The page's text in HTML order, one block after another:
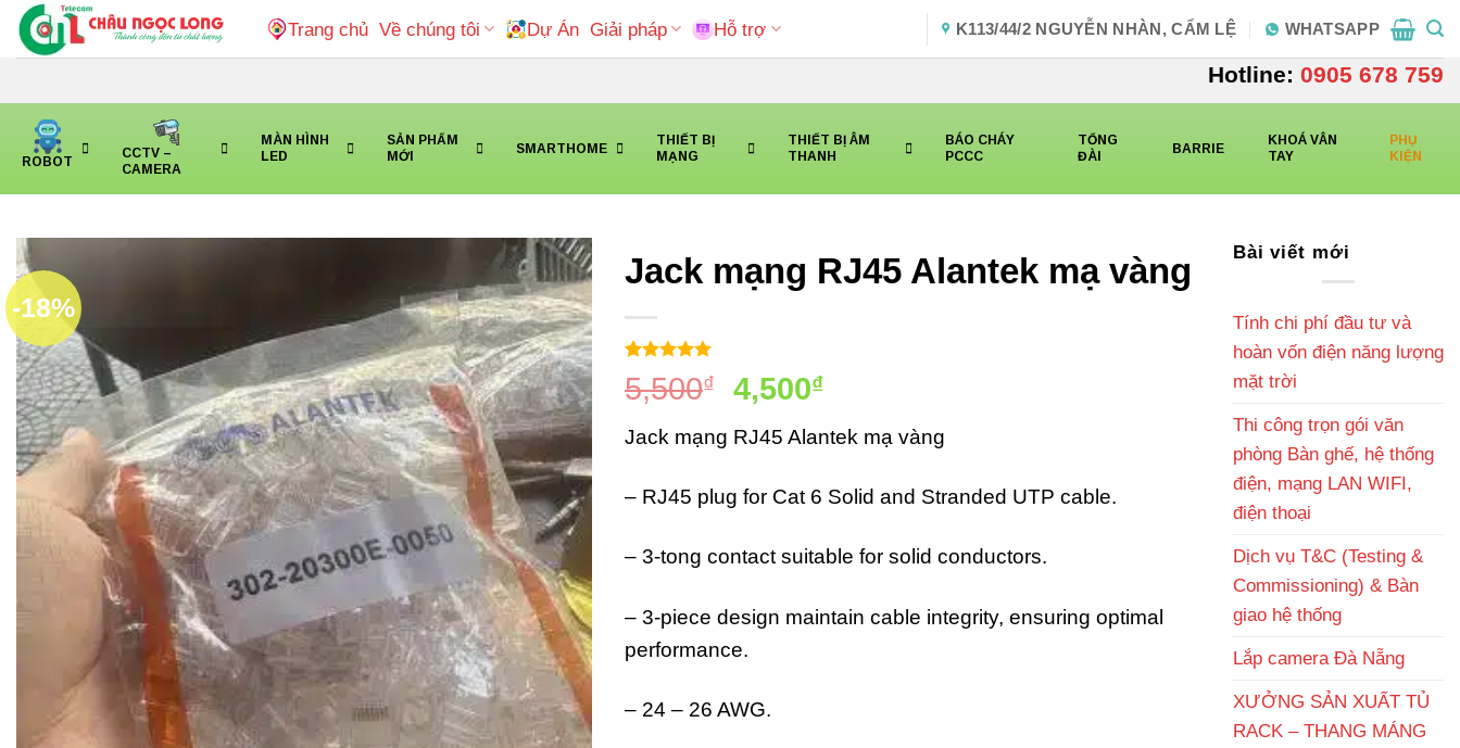
Bỏ
qua
Trang chủ Về chúng tôi Dự Án Giải pháp Hỗ trợ K113/44/2 NGUYỄN NHÀN, CẨM LỆ WHATSAPP
Hotline: 0905 678 759
ROBOT
CCTV –
CAMERA
MÀN HÌNH
LED
SẢN PHẨM
MỚI
SMARTHOME
THIẾT BỊ
MẠNG
THIẾT BỊ ÂM
THANH
BÁO CHÁY
PCCC
TỔNG
ĐÀI
BARRIE
KHOÁ VÂN
TAY
PHỤ
KIỆN
-18%
Jack mạng RJ45 Alantek mạ vàng
5trên 5
dựa trên
1
đánh giá
5,500₫
Giá
là:
5,500₫.
4,500₫Giá
tại
là:
4,500₫.
Jack mạng RJ45 Alantek mạ vàng
– RJ45 plug for Cat 6 Solid and Stranded UTP cable.
– 3-tong contact suitable for solid conductors.
– 3-piece design maintain cable integrity, ensuring optimal
performance.
– 24 – 26 AWG.
Bài viết mới
Tính chi phí đầu tư và
hoàn vốn điện năng lượng
mặt trời
Thi công trọn gói văn
phòng Bàn ghế, hệ thống
điện, mạng LAN WIFI,
điện thoại
Dịch vụ T&C (Testing &
Commissioning) & Bàn
giao hệ thống
Lắp camera Đà Nẵng
XƯỞNG SẢN XUẤT TỦ
RACK – THANG MÁNG